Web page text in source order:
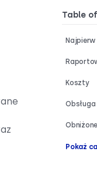
Table
Koszty
Obsługa
Pokaż